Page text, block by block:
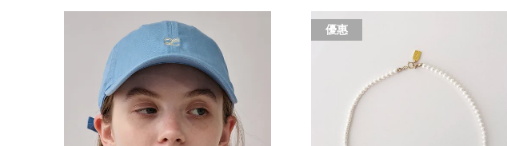
優惠